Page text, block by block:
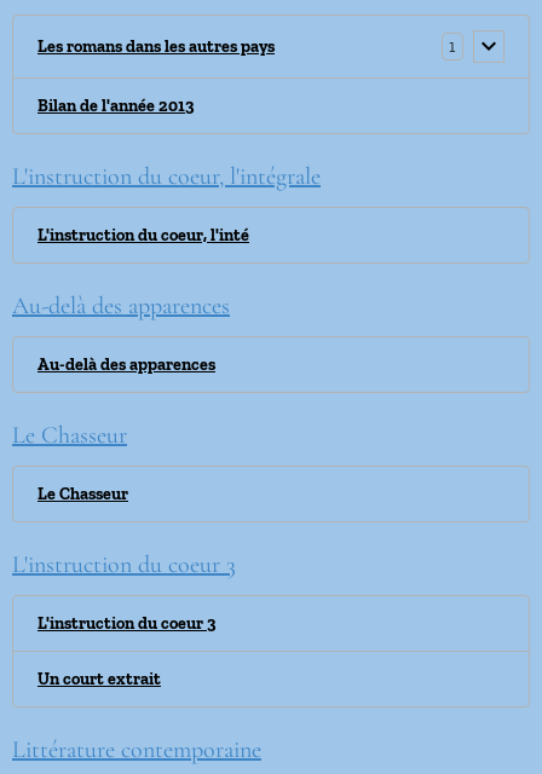
Les romans dans les autres pays 1
Bilan de l'année 2013
L'instruction du coeur, l'intégrale
L'instruction du coeur, l'inté
Au-delà des apparences
Au-delà des apparences
Le Chasseur
Le Chasseur
L'instruction du coeur 3
L'instruction du coeur 3
Un court extrait
Littérature contemporaine